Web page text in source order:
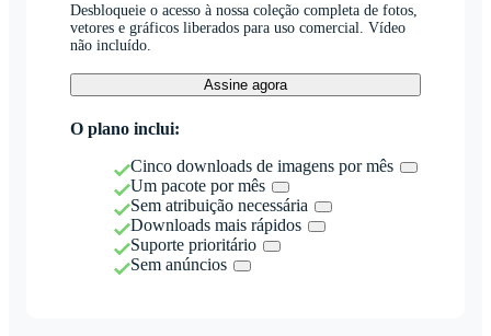
Desbloqueie o acesso à nossa coleção completa de fotos,
vetores e gráficos liberados para uso comercial. Vídeo
não incluído.
Assine agora
O plano inclui:
Cinco downloads de imagens por mês
Um pacote por mês
Sem atribuição necessária
Downloads mais rápidos
Suporte prioritário
Sem anúncios